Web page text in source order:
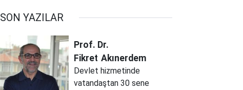
SON YAZILAR
Prof. Dr.
Fikret Akınerdem
Devlet hizmetinde
vatandaştan 30 sene